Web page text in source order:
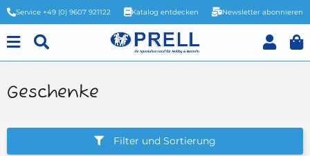
Service +49 (0) 9607 921122 Katalog entdecken Newsletter abonnieren
Geschenke
Filter und Sortierung